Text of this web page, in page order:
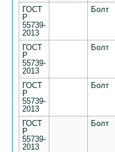
ГОСТ
Р
55739-
2013
Болт
ГОСТ
Р
55739-
2013
Болт
ГОСТ
Р
55739-
2013
Болт
ГОСТ
Р
55739-
2013
Болт